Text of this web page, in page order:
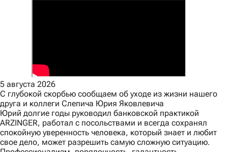
5 августа 2026
С глубокой скорбью сообщаем об уходе из жизни нашего
друга и коллеги Слепича Юрия Яковлевича
Юрий долгие годы руководил банковской практикой
ARZINGER, работал с посольствами и всегда сохранял
спокойную уверенность человека, который знает и любит
свое дело, может разрешить самую сложную ситуацию.